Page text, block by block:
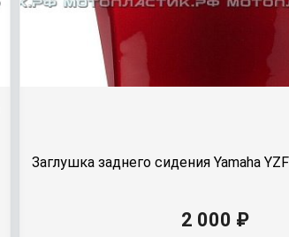
Заглушка заднего сидения Yamaha
2 000 ₽